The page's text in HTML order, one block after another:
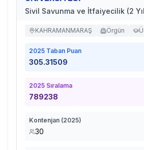
Sivil Savunma ve İtfaiyecilik (2
KAHRAMANMARAŞ Örgün
2025 Taban Puan
305.31509
2025 Sıralama
789238
Kontenjan (2025)
30